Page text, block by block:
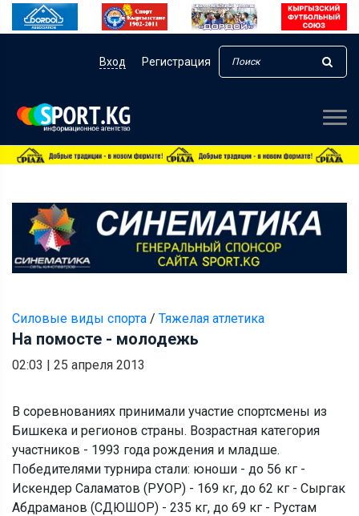
Вход Регистрация
Силовые виды спорта / Тяжелая атлетика
На помосте - молодежь
02:03 | 25 апреля 2013
В соревнованиях принимали участие спортсмены из
Бишкека и регионов страны. Возрастная категория
участников - 1993 года рождения и младше.
Победителями турнира стали: юноши - до 56 кг -
Искендер Саламатов (РУОР) - 169 кг, до 62 кг - Сыргак
Абдраманов (СДЮШОР) - 235 кг, до 69 кг - Рустам